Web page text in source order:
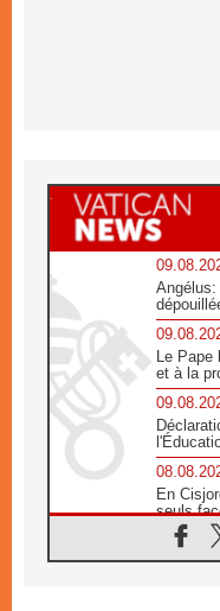
Le Pape
et à la
En
seuls
Léon